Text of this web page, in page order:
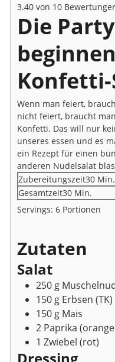
3.40 von 10
Die
Wenn man feiert,
nicht feiert, braucht
Konfetti. Das will nur
unseres essen und es
ein Rezept für einen
anderen Nudelsalat
Zubereitungszeit30 Min.
Gesamtzeit30Minuten
Min.
Servings: 6 Portionen
Zutaten
Salat
250 g
150 g Erbsen (TK)
150 g Mais
2 Paprika
1 Zwiebel (rot)
Dressing